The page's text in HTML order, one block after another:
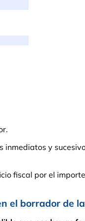
inmediatos y
fiscal por el
el borrador de